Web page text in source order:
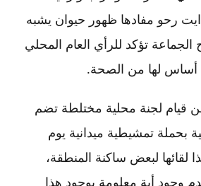
رحو مفادها ظهور حيوان يشبه
تؤكد للرأي العام المحلي
أساس لها من الصحة.
قيام لجنة محلية مختلطة تضم
بحملة تمشيطية ميدانية يوم
لقائها لبعض ساكنة المنطقة،
وجود أية معلومة بوجود هذا